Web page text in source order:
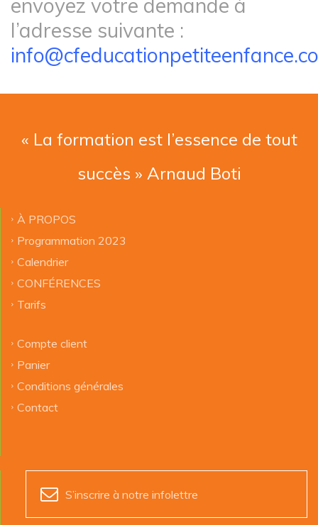
envoyez votre demande à
l’adresse suivante :
« La formation est l’essence de tout
succès » Arnaud Boti
À PROPOS
Programmation 2023
Calendrier
CONFÉRENCES
Tarifs
Compte client
Panier
Conditions générales
Contact
S’inscrire à notre infolettre